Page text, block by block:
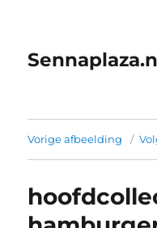
Vorige afbeelding